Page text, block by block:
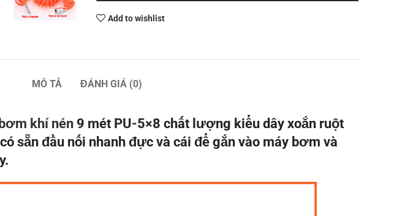
Add to wishlist
MÔ TẢ ĐÁNH GIÁ (0)
khí nén9 mét PU-5×8 chất lượng kiểu dây xoắn ruột
sẵn đầu nối nhanh đực và cái để gắn vào máy bơm và